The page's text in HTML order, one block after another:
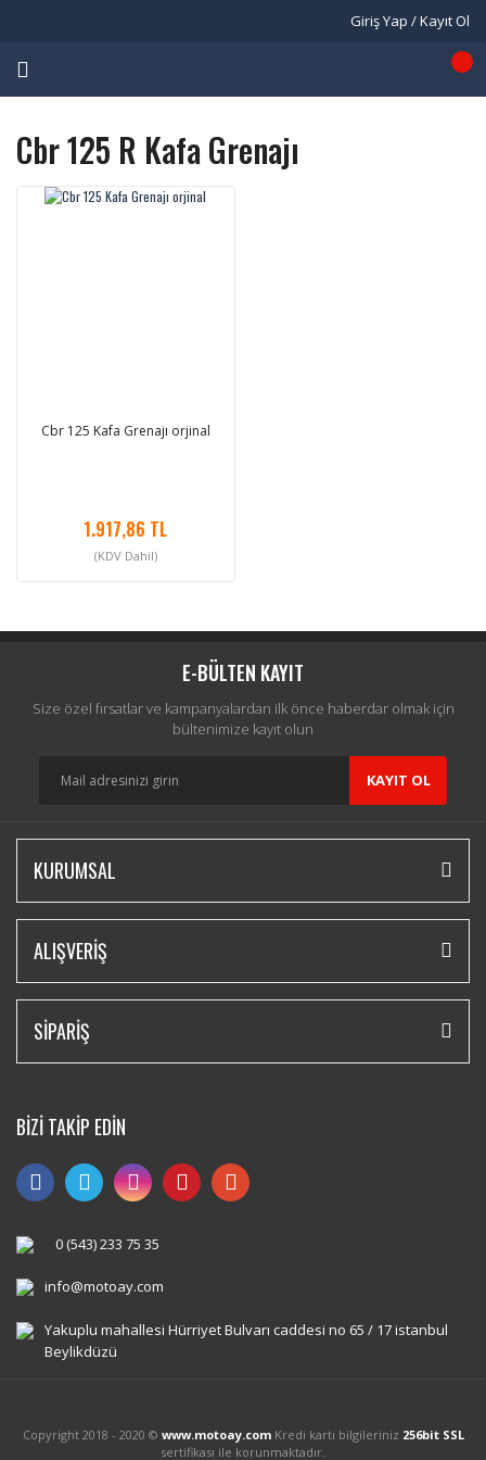
Giriş Yap / Kayıt Ol
Cbr 125 R Kafa Grenajı
Cbr 125 Kafa Grenajı orjinal
1.917,86 TL
(KDV Dahil)
E-BÜLTEN KAYIT
Size özel fırsatlar ve kampanyalardan ilk önce haberdar olmak için
bültenimize kayıt olun
KAYIT OL
KURUMSAL
ALIŞVERİŞ
SİPARİŞ
BİZİ TAKİP EDİN
0 (543) 233 75 35
info@motoay.com
Yakuplu mahallesi Hürriyet Bulvarı caddesi no 65 / 17 istanbul
Beylikdüzü
Copyright 2018 - 2020 © www.motoay.comKredi kartı bilgileriniz 256bit SSL
sertifikası ile korunmaktadır.